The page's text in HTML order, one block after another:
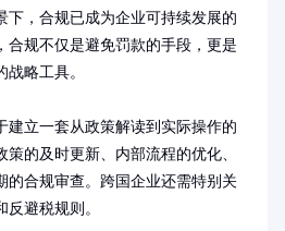
下，合规已成为企业可持续发展的
合规不仅是避免罚款的手段，更是
略工具。
建立一套从政策解读到实际操作的
的及时更新、内部流程的优化、
的合规审查。跨国企业还需特别关
避税规则。